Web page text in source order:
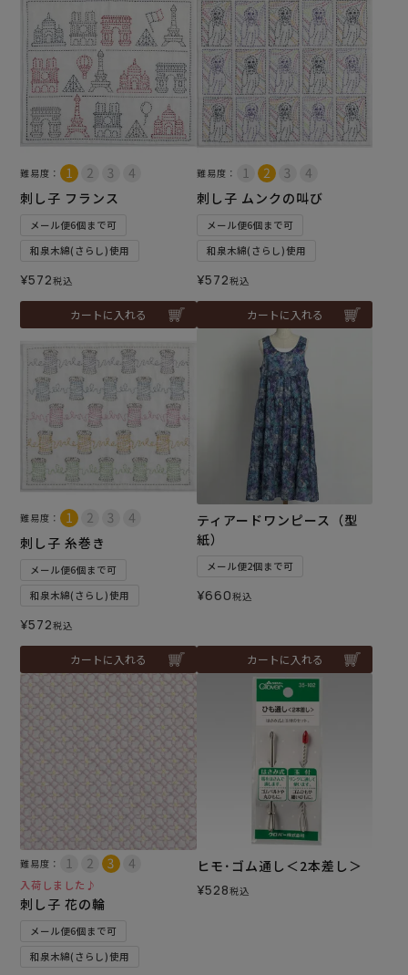
難易度：
刺し子 フランス
メール便6個まで可
和泉木綿(さらし)使用
¥572税込
カートに入れる
難易度：
刺し子 ムンクの叫び
メール便6個まで可
和泉木綿(さらし)使用
¥572税込
カートに入れる
難易度：
刺し子 糸巻き
メール便6個まで可
和泉木綿(さらし)使用
¥572税込
カートに入れる
ティアードワンピース（型
紙）
メール便2個まで可
¥660税込
カートに入れる
難易度：
入荷しました♪
刺し子 花の輪
メール便6個まで可
和泉木綿(さらし)使用
ヒモ･ゴム通し＜2本差し＞
¥528税込